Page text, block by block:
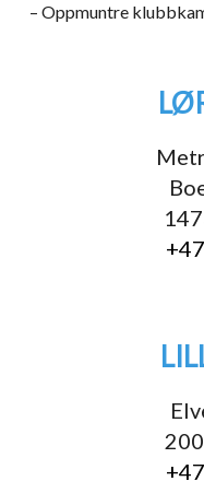
– Oppmuntre